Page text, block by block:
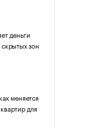
деньги
зон
меняется
для